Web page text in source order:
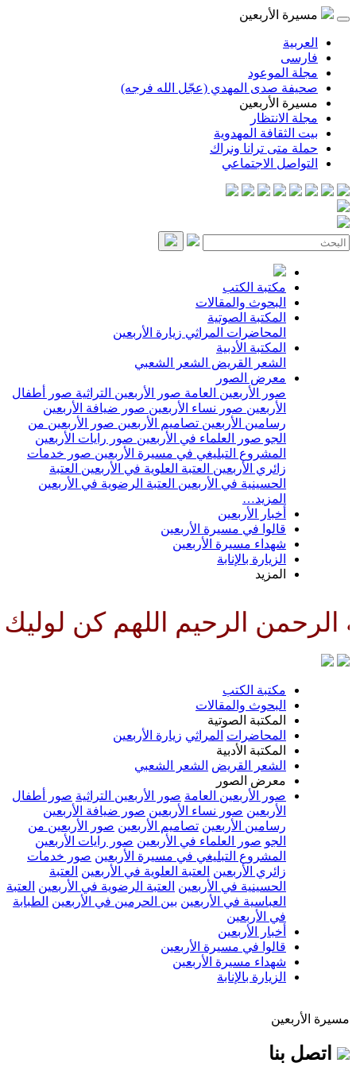
مسيرة الأربعين
العربية
فارسی
مجلة الموعود
صحيفة صدى المهدي (عجّل الله فرجه)
مسيرة الأربعين
مجلة الانتظار
بيت الثقافة المهدوية
حملة متى ترانا ونراك
التواصل الاجتماعي
مكتبة الكتب
البحوث والمقالات
المكتبة الصوتية
المحاضرات المراثي زيارة الأربعين
المكتبة الأدبية
الشعر القريض الشعر الشعبي
معرض الصور
صور الأربعين العامة صور الأربعين التراثية صور أطفال
الأربعين صور نساء الأربعين صور ضيافة الأربعين
رسامين الأربعين تصاميم الأربعين صور الأربعين من
الجو صور العلماء في الأربعين صور رايات الأربعين
المشروع التبليغي في مسيرة الأربعين صور خدمات
زائري الأربعين العتبة العلوية في الأربعين العتبة
الحسينية في الأربعين العتبة الرضوية في الأربعين
المزيد…
أخبار الأربعين
قالوا في مسيرة الأربعين
شهداء مسيرة الأربعين
الزيارة بالإنابة
المزيد
الرحيم اللهم كن لوليك
مكتبة الكتب
البحوث والمقالات
المكتبة الصوتية
المحاضرات المراثي زيارة الأربعين
المكتبة الأدبية
الشعر القريض الشعر الشعبي
معرض الصور
صور الأربعين العامة صور الأربعين التراثية صور أطفال
الأربعين صور نساء الأربعين صور ضيافة الأربعين
رسامين الأربعين تصاميم الأربعين صور الأربعين من
الجو صور العلماء في الأربعين صور رايات الأربعين
المشروع التبليغي في مسيرة الأربعين صور خدمات
زائري الأربعين العتبة العلوية في الأربعين العتبة
الحسينية في الأربعين العتبة الرضوية في الأربعين العتبة
العباسية في الأربعين بين الحرمين في الأربعين الطبابة
في الأربعين
أخبار الأربعين
قالوا في مسيرة الأربعين
شهداء مسيرة الأربعين
الزيارة بالإنابة
مسيرة الأربعين
اتصل بنا